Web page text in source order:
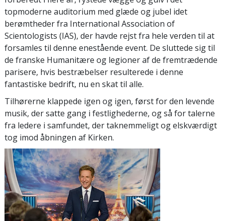
topmoderne auditorium med glæde og jubel idet
berømtheder fra International Association of
Scientologists (IAS), der havde rejst fra hele verden til at
forsamles til denne enestående event. De sluttede sig til
de franske Humanitære og legioner af de fremtrædende
parisere, hvis bestræbelser resulterede i denne
fantastiske bedrift, nu en skat til alle.
Tilhørerne klappede igen og igen, først for den levende
musik, der satte gang i festlighederne, og så for talerne
fra ledere i samfundet, der taknemmeligt og elskværdigt
tog imod åbningen af Kirken.